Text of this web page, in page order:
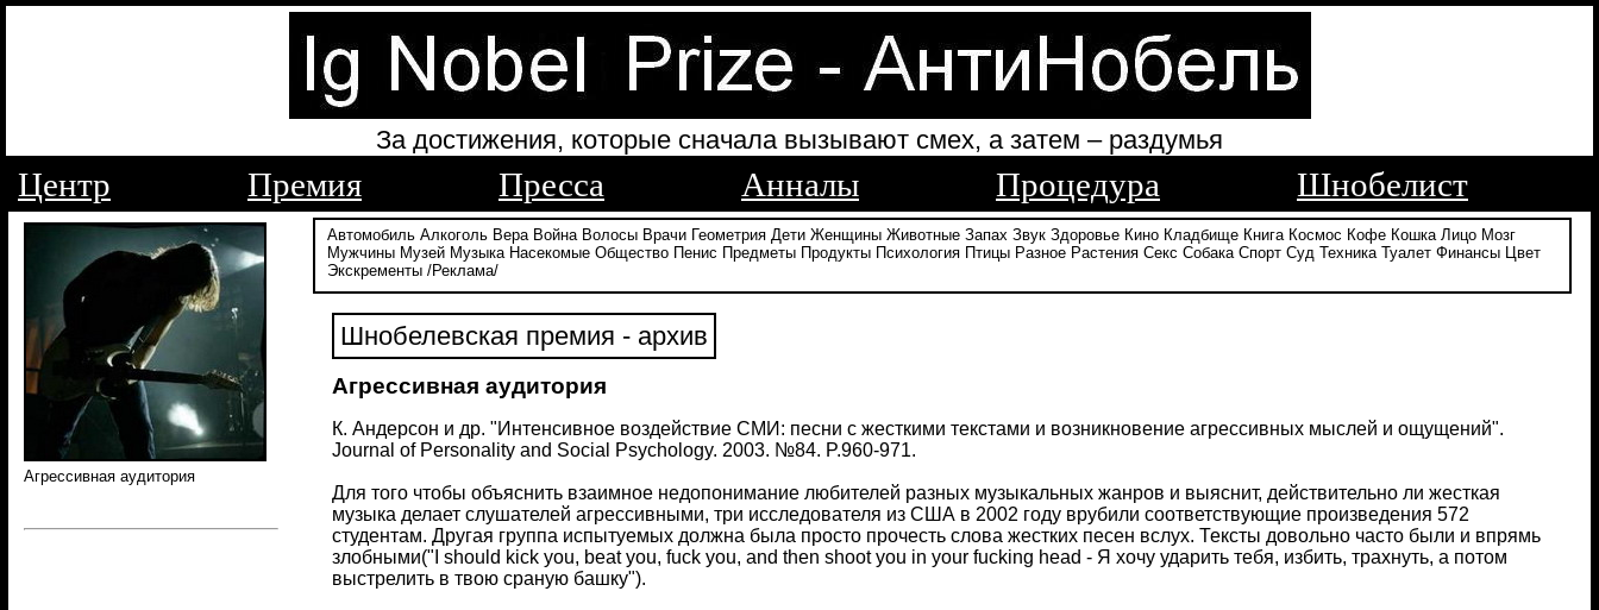
За достижения, которые сначала вызывают смех, а затем – раздумья
Центр Премия Пресса Анналы Процедура Шнобелист
Агрессивная аудитория
Автомобиль Алкоголь Вера Война Волосы Врачи Геометрия Дети Женщины Животные Запах Звук Здоровье Кино Кладбище Книга Космос Кофе Кошка Лицо Мозг
Мужчины Музей Музыка Насекомые Общество Пенис Предметы Продукты Психология Птицы Разное Растения Секс Собака Спорт Суд Техника Туалет Финансы
Цвет
Экскременты /Реклама/
Шнобелевская премия - архив
Агрессивная аудитория
К. Андерсон и др. "Интенсивное воздействие СМИ: песни с жесткими текстами и возникновение агрессивных мыслей и ощущений".
Journal of Personality and Social Psychology. 2003. №84. P.960-971.
Для того чтобы объяснить взаимное недопонимание любителей разных музыкальных жанров и выяснит, действительно ли жесткая
музыка делает слушателей агрессивными, три исследователя из США в 2002 году врубили соответствующие произведения 572
студентам. Другая группа испытуемых должна была просто прочесть слова жестких песен вслух. Тексты довольно часто были и впрямь
злобными("I should kick you, beat you, fuck you, and then shoot you in your fucking head - Я хочу ударить тебя, избить, трахнуть, а потом
выстрелить в твою сраную башку").